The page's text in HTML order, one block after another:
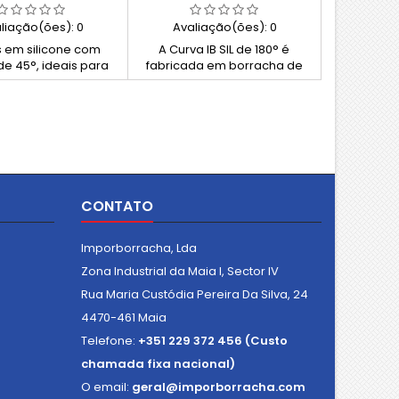
0
em silicone com
45°, ideais para
de ar ou água sob
com 3-4
anticongelantes.
de 150 mm.
Avaliação(ões):0
A Curva IB SIL de 180° é
fabricada em borracha de
silicone de elevada
total de 180° permite uma
reduzindo uniões e
melhorando o fluxo. Resiste a
temperaturas entre -60°C e...
CONTATO
Imporborracha, Lda
Zona Industrial da Maia I, Sector IV
Rua Maria Custódia Pereira Da Silva, 24
4470-461 Maia
Telefone: +351 229 372 456 (Custo
chamada fixa nacional)
O email: geral@imporborracha.com